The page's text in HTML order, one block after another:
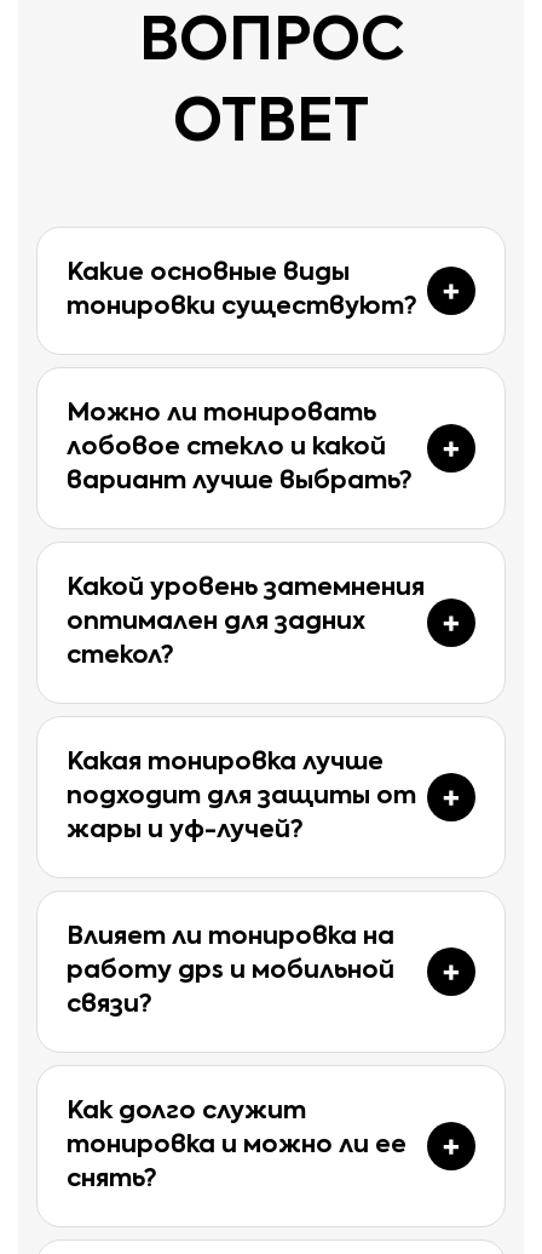
ВОПРОС
ОТВЕТ
Какие основные виды
тонировки существуют?
Можно ли тонировать
лобовое стекло и какой
вариант лучше выбрать?
Какой уровень затемнения
оптимален для задних
стекол?
Какая тонировка лучше
подходит для защиты от
жары и уф-лучей?
Влияет ли тонировка на
работу gps и мобильной
связи?
Как долго служит
тонировка и можно ли ее
снять?